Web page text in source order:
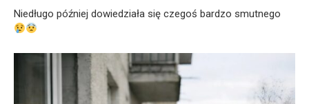
Niedługo później dowiedziała się czegoś bardzo smutnego